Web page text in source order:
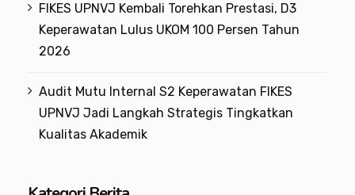
FIKES UPNVJ Kembali Torehkan Prestasi, D3
Keperawatan Lulus UKOM 100 Persen Tahun
2026
Audit Mutu Internal S2 Keperawatan FIKES
UPNVJ Jadi Langkah Strategis Tingkatkan
Kualitas Akademik